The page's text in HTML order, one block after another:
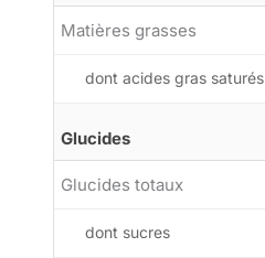
Matières grasses
dont acides gras saturés
Glucides
Glucides totaux
dont sucres